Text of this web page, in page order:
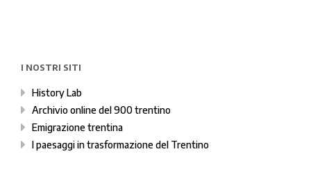
I NOSTRI SITI
History Lab
Archivio online del 900 trentino
Emigrazione trentina
I paesaggi in trasformazione del Trentino